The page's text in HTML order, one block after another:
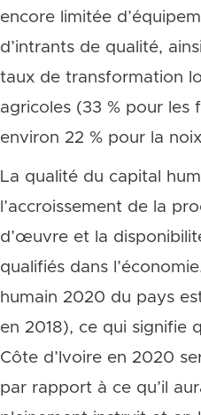
encore limitée
d’intrants de qualité,
taux de transformation
agricoles (33 % pour les
environ 22 % pour la
La qualité du capital
l’accroissement de la
d’œuvre et la
qualifiés dans
humain 2020 du pays
en 2018), ce qui signifie
Côte d’Ivoire en 2020
par rapport à ce qu’il